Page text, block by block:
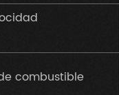
combustible